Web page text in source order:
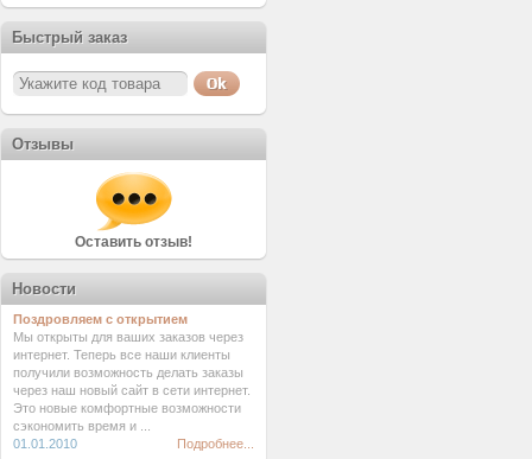
Быстрый заказ
Отзывы
Оставить отзыв!
Новости
Поздровляем с открытием
Мы открыты для ваших заказов через
интернет. Теперь все наши клиенты
получили возможность делать заказы
через наш новый сайт в сети интернет.
Это новые комфортные возможности
сэкономить время и ...
01.01.2010
Подробнее...